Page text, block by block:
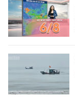
ENGLISH
中文
FRANÇAIS
РУССКИЙ